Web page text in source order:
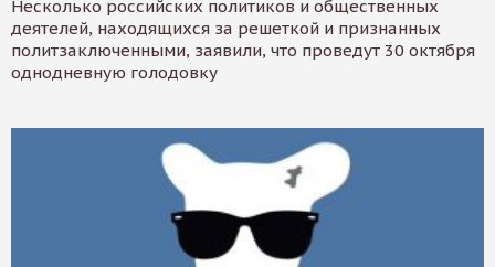
Несколько российских политиков и общественных
деятелей, находящихся за решеткой и признанных
политзаключенными, заявили, что проведут 30 октября
однодневную голодовку